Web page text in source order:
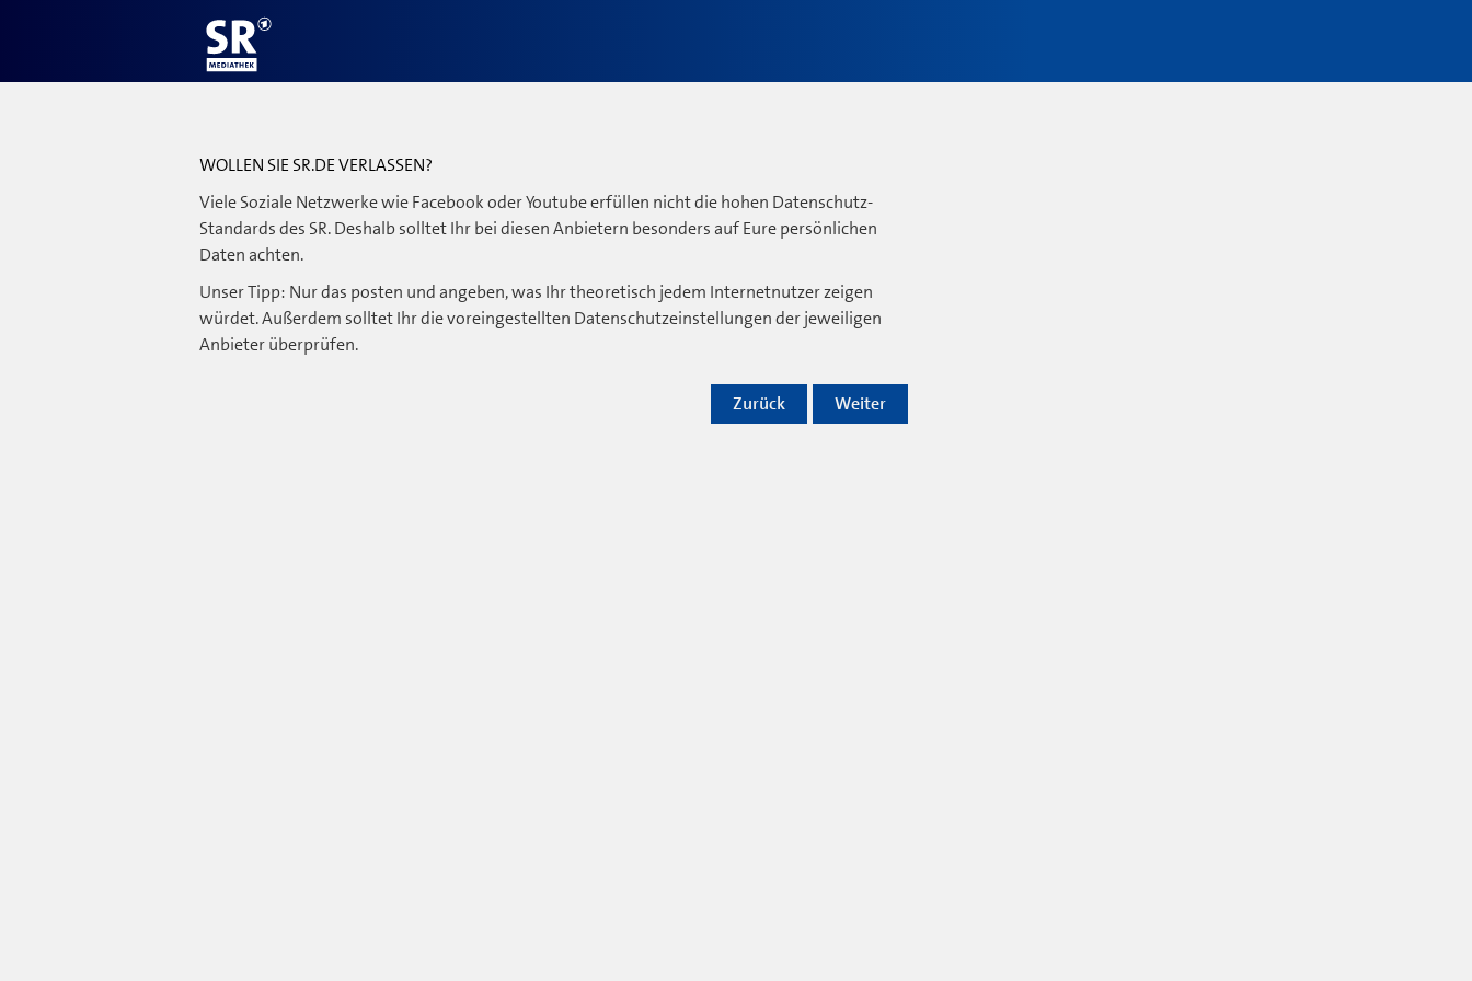
WOLLEN SIE SR.DE VERLASSEN?
Viele Soziale Netzwerke wie Facebook oder Youtube erfüllen nicht die hohen Datenschutz-
Standards des SR. Deshalb solltet Ihr bei diesen Anbietern besonders auf Eure persönlichen
Daten achten.
Unser Tipp: Nur das posten und angeben, was Ihr theoretisch jedem Internetnutzer zeigen
würdet. Außerdem solltet Ihr die voreingestellten Datenschutzeinstellungen der jeweiligen
Anbieter überprüfen.
Weiter
Zurück